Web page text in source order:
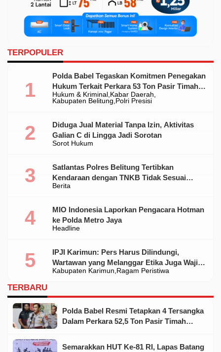
TERPOPULER
Hukum & Kriminal Kabar Daerah
Kabupaten Belitung Polri Presisi
Polda Babel Tegaskan Komitmen Penegakan
Hukum Terkait Perkara 53 Ton Pasir Timah
Ilegal Di Belitung
Sorot Hukum
Diduga Jual Material Tanpa Izin, Aktivitas
Galian C di Lingga Jadi Sorotan
Berita
Satlantas Polres Belitung Tertibkan
Kendaraan dengan TNKB Tidak Sesuai
Standar
Headline
MIO Indonesia Laporkan Pengacara Hotman
ke Polda Metro Jaya
Kabupaten Karimun Ragam Peristiwa
IPJI Karimun: Pers Harus Dilindungi,
Wartawan yang Melanggar Etika Juga Wajib
Dikoreksi
TERBARU
Polda Babel Resmi Tetapkan 4 Tersangka
Dalam Perkara 52,5 Ton Pasir Timah
Semarakkan HUT Ke-81 RI, Lapas Batang